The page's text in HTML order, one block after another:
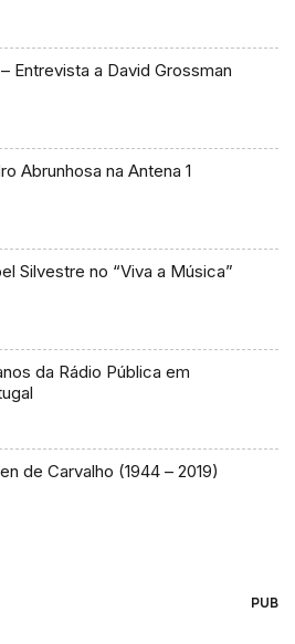
Entrevista a David Grossman
Abrunhosa na Antena 1
Silvestre no “Viva a Música”
da Rádio Pública em
de Carvalho (1944 – 2019)
PUB